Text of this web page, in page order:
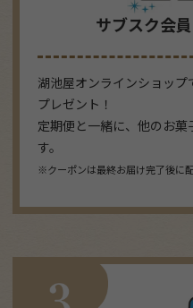
サブスク会
湖池屋オンラインショップ
プレゼント！
定期便と一緒に、他のお
す。
※クーポンは最終お届け完了後に